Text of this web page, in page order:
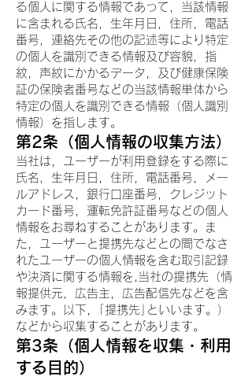
る個人に関する情報であって，当該情報
に含まれる氏名，生年月日，住所，電話
番号，連絡先その他の記述等により特定
の個人を識別できる情報及び容貌，指
紋，声紋にかかるデータ，及び健康保険
証の保険者番号などの当該情報単体から
特定の個人を識別できる情報（個人識別
情報）を指します。
第2条（個人情報の収集方法）
当社は，ユーザーが利用登録をする際に
氏名，生年月日，住所，電話番号，メー
ルアドレス，銀行口座番号，クレジット
カード番号，運転免許証番号などの個人
情報をお尋ねすることがあります。ま
た，ユーザーと提携先などとの間でなさ
れたユーザーの個人情報を含む取引記録
や決済に関する情報を,当社の提携先（情
報提供元，広告主，広告配信先などを含
みます。以下，｢提携先｣といいます。）
などから収集することがあります。
第3条（個人情報を収集・利用
する目的）